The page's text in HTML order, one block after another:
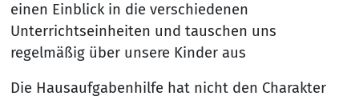
einen Einblick in die verschiedenen
Unterrichtseinheiten und tauschen uns
regelmäßig über unsere Kinder aus
Die Hausaufgabenhilfe hat nicht den Charakter